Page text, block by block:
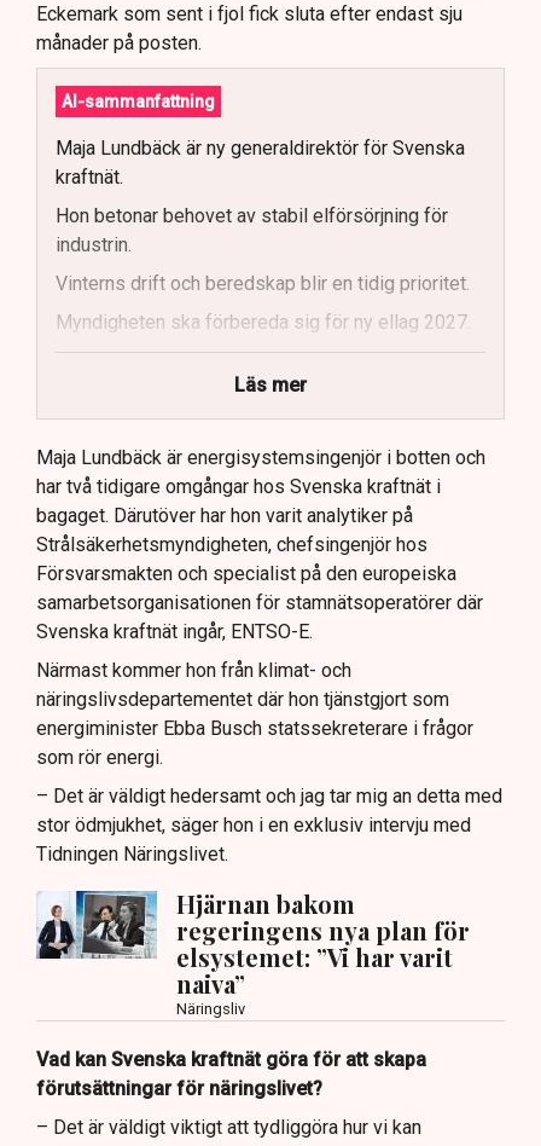
Eckemark som sent i fjol fick sluta efter endast sju
månader på posten.
AI-sammanfattning
Maja Lundbäck är ny generaldirektör för Svenska
kraftnät.
Hon betonar behovet av stabil elförsörjning för
industrin.
Vinterns drift och beredskap blir en tidig prioritet.
Myndigheten ska förbereda sig för ny ellag 2027.
Maja Lundbäck vill se en mer proaktiv
Läs mer
Maja Lundbäck är energisystemsingenjör i botten och
har två tidigare omgångar hos Svenska kraftnät i
bagaget. Därutöver har hon varit analytiker på
Strålsäkerhetsmyndigheten, chefsingenjör hos
Försvarsmakten och specialist på den europeiska
samarbetsorganisationen för stamnätsoperatörer där
Svenska kraftnät ingår, ENTSO-E.
Närmast kommer hon från klimat- och
näringslivsdepartementet där hon tjänstgjort som
energiminister Ebba Busch statssekreterare i frågor
som rör energi.
– Det är väldigt hedersamt och jag tar mig an detta med
stor ödmjukhet, säger hon i en exklusiv intervju med
Tidningen Näringslivet.
Hjärnan bakom
regeringens nya plan för
elsystemet: ”Vi har varit
naiva”
Näringsliv
Vad kan Svenska kraftnät göra för att skapa
förutsättningar för näringslivet?
– Det är väldigt viktigt att tydliggöra hur vi kan